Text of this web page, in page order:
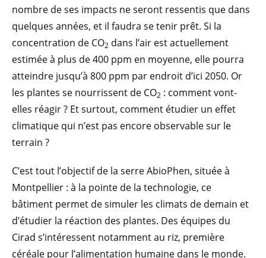
nombre de ses impacts ne seront ressentis que dans
quelques années, et il faudra se tenir prêt. Si la
concentration de CO2 dans l’air est actuellement
estimée à plus de 400 ppm en moyenne, elle pourra
atteindre jusqu’à 800 ppm par endroit d’ici 2050. Or
les plantes se nourrissent de CO2 : comment vont-
elles réagir ? Et surtout, comment étudier un effet
climatique qui n’est pas encore observable sur le
terrain ?
C’est tout l’objectif de la serre AbioPhen, située à
Montpellier : à la pointe de la technologie, ce
bâtiment permet de simuler les climats de demain et
d’étudier la réaction des plantes. Des équipes du
Cirad s’intéressent notamment au riz, première
céréale pour l’alimentation humaine dans le monde.